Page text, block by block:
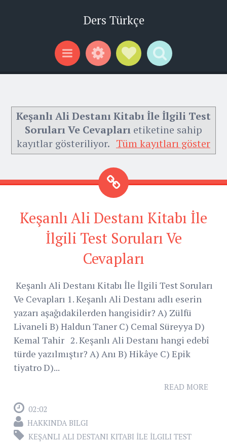
Ders Türkçe
Menu WidgetsSocial Links
Search
Keşanlı Ali Destanı Kitabı İle İlgili Test
Soruları Ve Cevapları etiketine sahip
kayıtlar gösteriliyor. Tüm kayıtları göster
Keşanlı Ali Destanı Kitabı İle
İlgili Test Soruları Ve
Cevapları
Keşanlı Ali Destanı Kitabı İle İlgili Test Soruları
Ve Cevapları 1. Keşanlı Ali Destanı adlı eserin
yazarı aşağıdakilerden hangisidir? A) Zülfü
Livaneli B) Haldun Taner C) Cemal Süreyya D)
Kemal Tahir 2. Keşanlı Ali Destanı hangi edebî
türde yazılmıştır? A) Anı B) Hikâye C) Epik
tiyatro D)...
READ MORE
02:02
HAKKINDA BILGI
KEŞANLI ALI DESTANI KITABI İLE İLGILI TEST